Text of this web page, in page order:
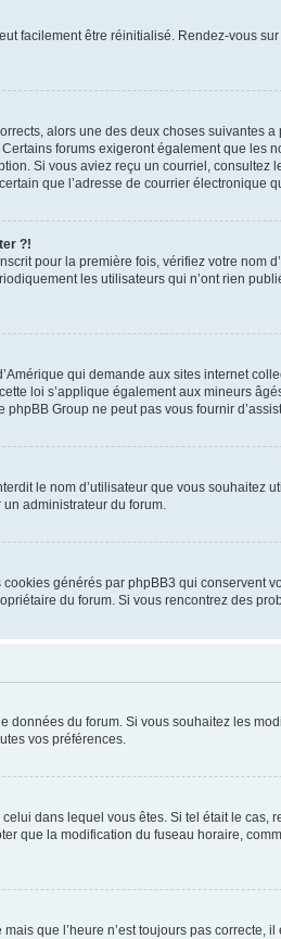
facilement être réinitialisé. Rendez-vous
alors une des deux choses
forums exigeront également que
Si vous aviez reçu un courriel,
que l’adresse de courrier électronique
?!
pour la première fois, vérifiez votre
les utilisateurs qui n’ont rien
qui demande aux sites internet
loi s’applique également aux mineurs
Group ne peut pas vous fournir
le nom d’utilisateur que vous
administrateur du forum.
générés par phpBB3 qui
du forum. Si vous rencontrez des
du forum. Si vous souhaitez les
vos préférences.
dans lequel vous êtes. Si tel était le
que la modification du fuseau horaire,
que l’heure n’est toujours pas